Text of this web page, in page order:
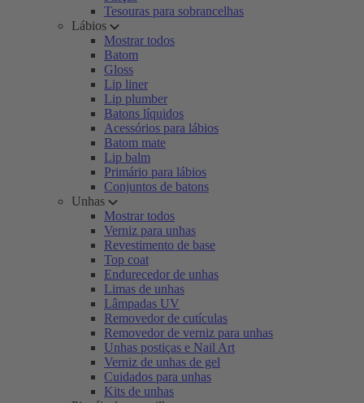
Tesouras para sobrancelhas
Lábios
Mostrar todos
Batom
Gloss
Lip liner
Lip plumber
Batons líquidos
Acessórios para lábios
Batom mate
Lip balm
Primário para lábios
Conjuntos de batons
Unhas
Mostrar todos
Verniz para unhas
Revestimento de base
Top coat
Endurecedor de unhas
Limas de unhas
Lâmpadas UV
Removedor de cutículas
Removedor de verniz para unhas
Unhas postiças e Nail Art
Verniz de unhas de gel
Cuidados para unhas
Kits de unhas